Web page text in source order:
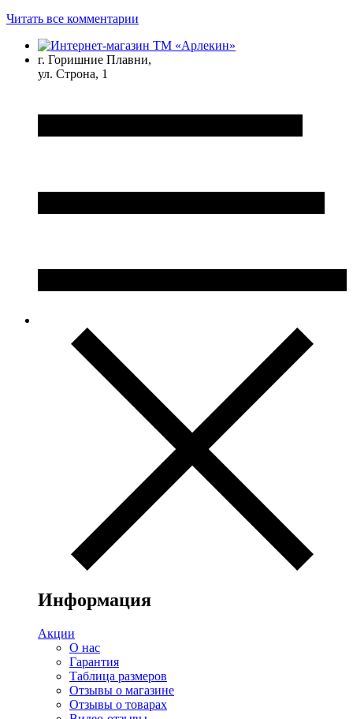
Читать все комментарии
г. Горишние Плавни,
ул. Строна, 1
Информация
Акции
О нас
Гарантия
Таблица размеров
Отзывы о магазине
Отзывы о товарах